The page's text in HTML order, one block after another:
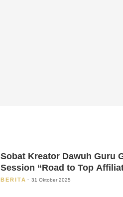
Sobat Kreator Dawuh Guru
Session “Road to Top
BERITA 31 Oktober 2025